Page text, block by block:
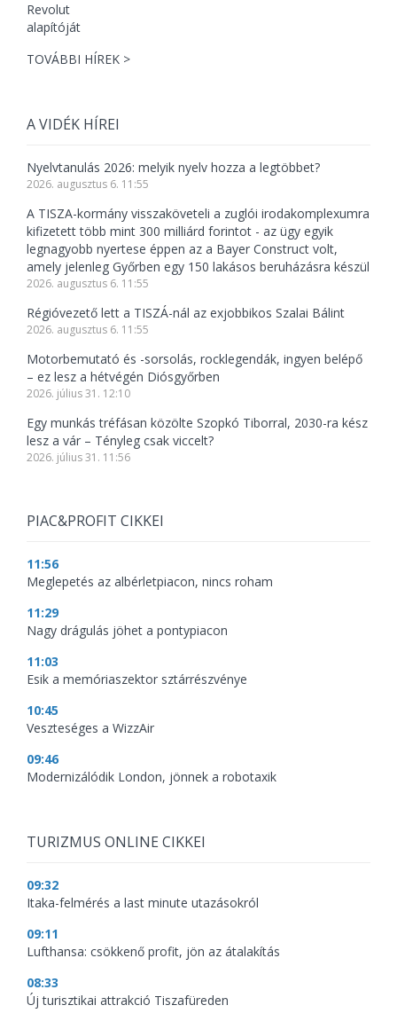
TOVÁBBI HÍREK >
A VIDÉK HÍREI
Nyelvtanulás 2026: melyik nyelv hozza a legtöbbet?
2026. augusztus 6. 11:55
A TISZA-kormány visszaköveteli a zuglói irodakomplexumra
kifizetett több mint 300 milliárd forintot - az ügy egyik
legnagyobb nyertese éppen az a Bayer Construct volt,
amely jelenleg Győrben egy 150 lakásos beruházásra készül
2026. augusztus 6. 11:55
Régióvezető lett a TISZÁ-nál az exjobbikos Szalai Bálint
2026. augusztus 6. 11:55
Motorbemutató és -sorsolás, rocklegendák, ingyen belépő
– ez lesz a hétvégén Diósgyőrben
2026. július 31. 12:10
Egy munkás tréfásan közölte Szopkó Tiborral, 2030-ra kész
lesz a vár – Tényleg csak viccelt?
2026. július 31. 11:56
PIAC&PROFIT CIKKEI
11:56
Meglepetés az albérletpiacon, nincs roham
11:29
Nagy drágulás jöhet a pontypiacon
11:03
Esik a memóriaszektor sztárrészvénye
10:45
Veszteséges a WizzAir
09:46
Modernizálódik London, jönnek a robotaxik
TURIZMUS ONLINE CIKKEI
09:32
Itaka-felmérés a last minute utazásokról
09:11
Lufthansa: csökkenő profit, jön az átalakítás
08:33
Új turisztikai attrakció Tiszafüreden